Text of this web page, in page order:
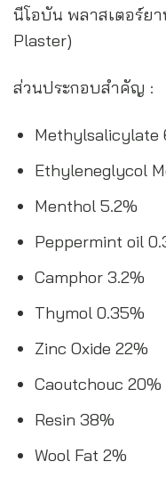
นีโอบัน พลาสเตอร์ย
Plaster)
ส่วนประกอบสำคัญ :
Methylsalicylate
Ethyleneglycol
Menthol 5.2%
Peppermint oil
Camphor 3.2%
Thymol 0.35%
Zinc Oxide 22%
Caoutchouc 20%
Resin 38%
Wool Fat 2%